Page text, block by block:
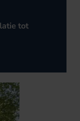
tot